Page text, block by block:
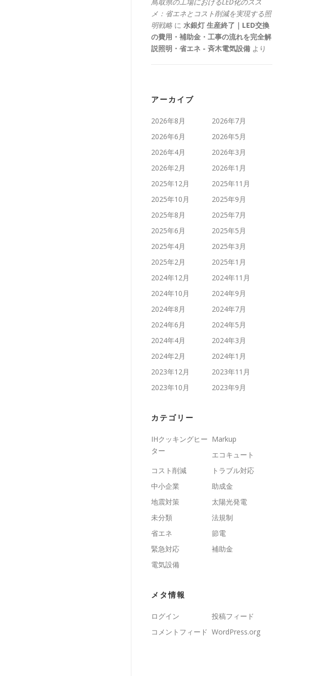
メ：省エネとコスト削減を実現する照
明戦略 に 水銀灯 生産終了｜LED交換
の費用・補助金・工事の流れを完全解
説照明・省エネ - 斉木電気設備 より
アーカイブ
2026年8月
2026年7月
2026年6月
2026年5月
2026年4月
2026年3月
2026年2月
2026年1月
2025年12月
2025年11月
2025年10月
2025年9月
2025年8月
2025年7月
2025年6月
2025年5月
2025年4月
2025年3月
2025年2月
2025年1月
2024年12月
2024年11月
2024年10月
2024年9月
2024年8月
2024年7月
2024年6月
2024年5月
2024年4月
2024年3月
2024年2月
2024年1月
2023年12月
2023年11月
2023年10月
2023年9月
カテゴリー
IHクッキングヒー
ター
Markup
エコキュート
コスト削減
トラブル対応
中小企業
助成金
地震対策
太陽光発電
未分類
法規制
省エネ
節電
緊急対応
補助金
電気設備
メタ情報
ログイン
投稿フィード
コメントフィード WordPress.org